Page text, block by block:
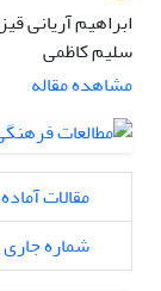
ابراهیم آریانی
سلیم کاظمی
مشاهده مقاله
مقالات
شماره جاری